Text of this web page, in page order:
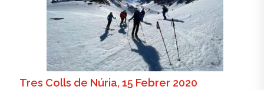
Tres Colls de Núria, 15 Febrer 2020